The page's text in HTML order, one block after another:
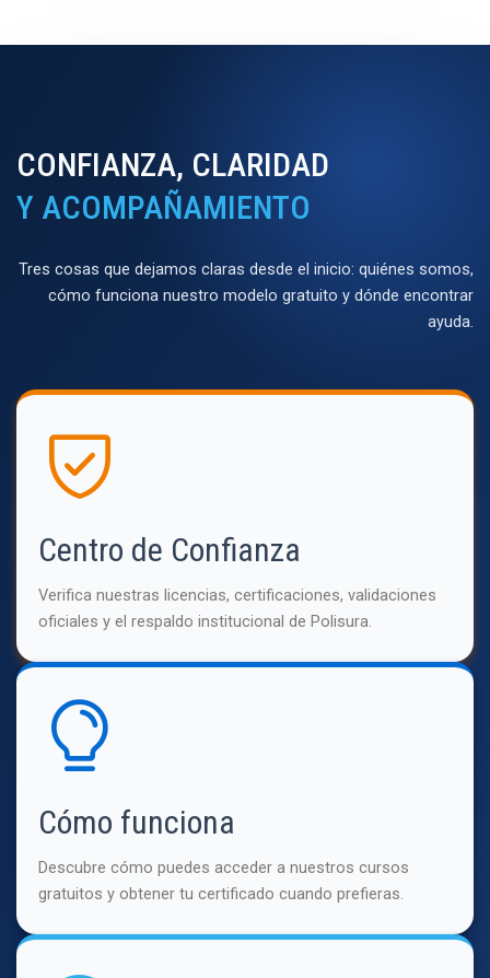
CONFIANZA, CLARIDAD
Y ACOMPAÑAMIENTO
Tres cosas que dejamos claras desde el inicio: quiénes somos,
cómo funciona nuestro modelo gratuito y dónde encontrar
ayuda.
Centro de Confianza
Verifica nuestras licencias, certificaciones, validaciones
oficiales y el respaldo institucional de Polisura.
Cómo funciona
Descubre cómo puedes acceder a nuestros cursos
gratuitos y obtener tu certificado cuando prefieras.